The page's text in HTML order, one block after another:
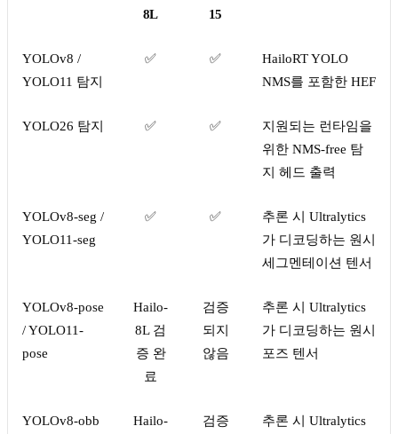
8L
15
YOLOv8 /
YOLO11 탐지
✅ ✅
HailoRT YOLO
NMS를 포함한 HEF
YOLO26 탐지 ✅ ✅
지원되는 런타임을
위한 NMS-free 탐
지 헤드 출력
YOLOv8-seg /
YOLO11-seg
✅ ✅
추론 시 Ultralytics
가 디코딩하는 원시
세그멘테이션 텐서
YOLOv8-pose
/ YOLO11-
pose
Hailo-
8L 검
증 완
료
검증
되지
않음
추론 시 Ultralytics
가 디코딩하는 원시
포즈 텐서
YOLOv8-obb
Hailo-
검증
추론 시 Ultralytics